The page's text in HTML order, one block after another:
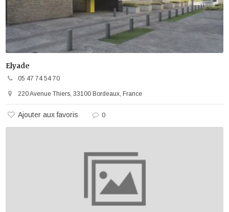
Elyade
05 47 74 54 70
220 Avenue Thiers, 33100 Bordeaux, France
Ajouter aux favoris 0